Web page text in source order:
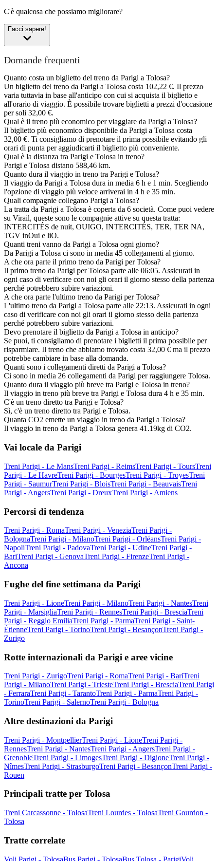
C'è qualcosa che possiamo migliorare?
Facci sapere!
Domande frequenti
Quanto costa un biglietto del treno da Parigi a Tolosa?
Un biglietto del treno da Parigi a Tolosa costa 102,22 €. Il prezzo
varia tuttavia in base all'anticipo con cui si acquista il biglietto e
all'orario di viaggio. È possibile trovare biglietti a prezzi d'occasione
per soli 32,00 €.
Qual è il treno più economico per viaggiare da Parigi a Tolosa?
Il biglietto più economico disponibile da Parigi a Tolosa costa
32,00 €. Ti consigliamo di prenotare il prima possibile evitando gli
orari di punta per aggiudicarti il biglietto più conveniente.
Qual è la distanza tra Parigi e Tolosa in treno?
Parigi e Tolosa distano 588,46 km.
Quanto dura il viaggio in treno tra Parigi e Tolosa?
Il viaggio da Parigi a Tolosa dura in media 6 h e 1 min. Scegliendo
l'opzione di viaggio più veloce arriverai in 4 h e 35 min.
Quali compagnie collegano Parigi a Tolosa?
La tratta da Parigi a Tolosa è coperta da 6 società. Come puoi vedere
su Virail, queste sono le compagnie attive su questa tratta:
INTERCITÉS de nuit, OUIGO, INTERCITÉS, TER, TER NA,
TGV inOui e liO.
Quanti treni vanno da Parigi a Tolosa ogni giorno?
Da Parigi a Tolosa ci sono in media 45 collegamenti al giorno.
A che ora parte il primo treno da Parigi per Tolosa?
Il primo treno da Parigi per Tolosa parte alle 06:05. Assicurati in
ogni caso di verificare con noi gli orari il giorno stesso della partenza
perché potrebbero subire variazioni.
A che ora parte l'ultimo treno da Parigi per Tolosa?
L'ultimo treno da Parigi a Tolosa parte alle 22:13. Assicurati in ogni
caso di verificare con noi gli orari il giorno stesso della partenza
perché potrebbero subire variazioni.
Devo prenotare il biglietto da Parigi a Tolosa in anticipo?
Se puoi, ti consigliamo di prenotare i biglietti il prima possibile per
risparmiare. Il treno che abbiamo trovato costa 32,00 € ma il prezzo
potrebbe cambiare in base alla domanda.
Quanti sono i collegamenti diretti da Parigi a Tolosa?
Ci sono in media 26 collegamenti da Parigi per raggiungere Tolosa.
Quanto dura il viaggio più breve tra Parigi e Tolosa in treno?
Il viaggio in treno più breve tra Parigi e Tolosa dura 4 h e 35 min.
C'è un treno diretto tra Parigi e Tolosa?
Sì, c'è un treno diretto tra Parigi e Tolosa.
Quanta CO2 emette un viaggio in treno da Parigi a Tolosa?
Il viaggio in treno da Parigi a Tolosa genera 41.19kg di CO2.
Vai locale da Parigi
Treni Parigi - Le MansTreni Parigi - ReimsTreni Parigi - ToursTreni
Parigi - Le HavreTreni Parigi - BourgesTreni Parigi - TroyesTreni
Parigi - SaumurTreni Parigi - BloisTreni Parigi - BeauvaisTreni
Parigi - AngersTreni Parigi - DreuxTreni Parigi - Amiens
Percorsi di tendenza
Treni Parigi - RomaTreni Parigi - VeneziaTreni Parigi -
BolognaTreni Parigi - MilanoTreni Parigi - OrléansTreni Parigi -
NapoliTreni Parigi - PadovaTreni Parigi - UdineTreni Parigi -
BariTreni Parigi - GenovaTreni Parigi - FirenzeTreni Parigi -
Ancona
Fughe del fine settimana da Parigi
Treni Parigi - LioneTreni Parigi - MilanoTreni Parigi - NantesTreni
Parigi - MarsigliaTreni Parigi - RennesTreni Parigi - BresciaTreni
Parigi - Reggio EmiliaTreni Parigi - ParmaTreni Parigi - Saint-
ÉtienneTreni Parigi - TorinoTreni Parigi - BesançonTreni Parigi -
Zurigo
Rotte internazionali da Parigi e aree vicine
Treni Parigi - ZurigoTreni Parigi - RomaTreni Parigi - BariTreni
Parigi - MilanoTreni Parigi - TriesteTreni Parigi - BresciaTreni Parigi
- FerraraTreni Parigi - TarantoTreni Parigi - ParmaTreni Parigi -
TorinoTreni Parigi - SalernoTreni Parigi - Bologna
Altre destinazioni da Parigi
Treni Parigi - MontpellierTreni Parigi - LioneTreni Parigi -
RennesTreni Parigi - NantesTreni Parigi - AngersTreni Parigi -
GrenobleTreni Parigi - LimogesTreni Parigi - DigioneTreni Parigi -
NîmesTreni Parigi - StrasburgoTreni Parigi - BesançonTreni Parigi -
Rouen
Principali tratte per Tolosa
Treni Carcassonne - TolosaTreni Lourdes - TolosaTreni Gourdon -
Tolosa
Tratte correlate
Voli Parigi - TolosaBus Parigi - TolosaBus Tolosa - ParigiVoli